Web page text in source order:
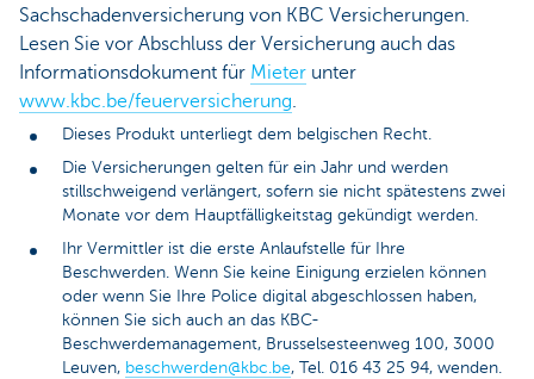
Sachschadenversicherung von KBC Versicherungen.
Lesen Sie vor Abschluss der Versicherung auch das
Informationsdokument für Mieter unter
www.kbc.be/feuerversicherung.
Dieses Produkt unterliegt dem belgischen Recht.
Die Versicherungen gelten für ein Jahr und werden
stillschweigend verlängert, sofern sie nicht spätestens zwei
Monate vor dem Hauptfälligkeitstag gekündigt werden.
Ihr Vermittler ist die erste Anlaufstelle für Ihre
Beschwerden. Wenn Sie keine Einigung erzielen können
oder wenn Sie Ihre Police digital abgeschlossen haben,
können Sie sich auch an das KBC-
Beschwerdemanagement, Brusselsesteenweg 100, 3000
Leuven, beschwerden@kbc.be, Tel. 016 43 25 94, wenden.